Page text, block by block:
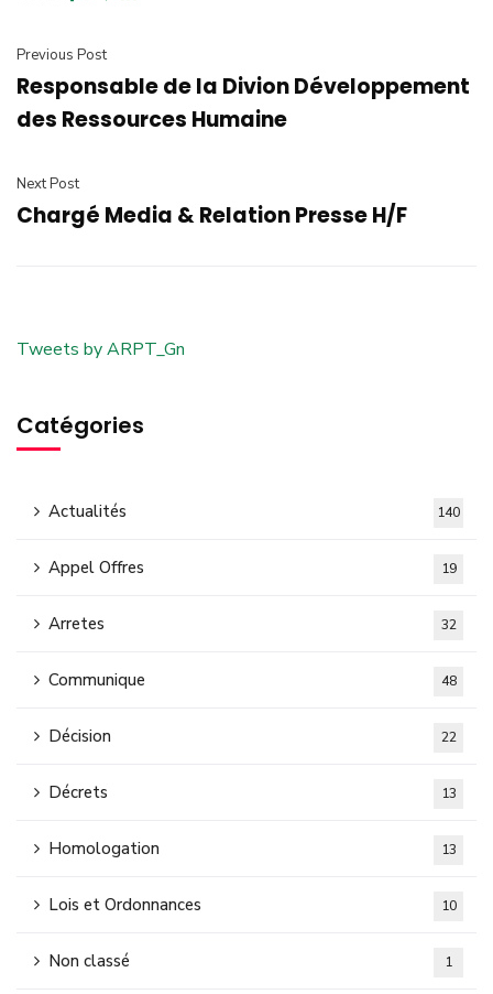
Previous Post
Responsable de la Divion Développement
des Ressources Humaine
Next Post
Chargé Media & Relation Presse H/F
Tweets by ARPT_Gn
Catégories
Actualités 140
Appel Offres 19
Arretes 32
Communique 48
Décision 22
Décrets 13
Homologation 13
Lois et Ordonnances 10
Non classé 1